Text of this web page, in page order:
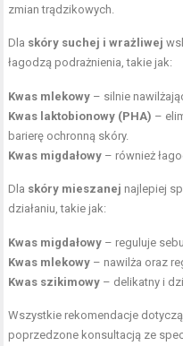
zmian trądzikowych.
Dla skóry suchej i wrażliwej
łagodzą podrażnienia, takie jak:
Kwas mlekowy – silnie
Kwas laktobionowy (PHA) –
barierę ochronną skóry.
Kwas migdałowy – również
Dla skóry mieszanej najlepiej
działaniu, takie jak:
Kwas migdałowy – reguluje
Kwas mlekowy – nawilża oraz
Kwas szikimowy – delikatny i
Wszystkie rekomendacje
poprzedzone konsultacją ze